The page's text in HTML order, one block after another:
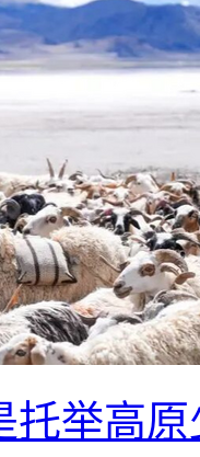
托举高